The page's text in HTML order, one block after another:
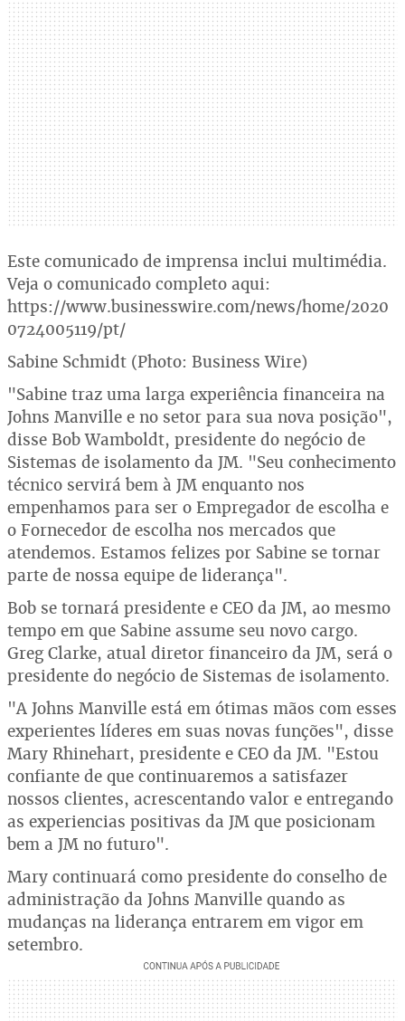
Este comunicado de imprensa inclui multimédia.
Veja o comunicado completo aqui:
https://www.businesswire.com/news/home/2020
0724005119/pt/
Sabine Schmidt (Photo: Business Wire)
"Sabine traz uma larga experiência financeira na
Johns Manville e no setor para sua nova posição",
disse Bob Wamboldt, presidente do negócio de
Sistemas de isolamento da JM. "Seu conhecimento
técnico servirá bem à JM enquanto nos
empenhamos para ser o Empregador de escolha e
o Fornecedor de escolha nos mercados que
atendemos. Estamos felizes por Sabine se tornar
parte de nossa equipe de liderança".
Bob se tornará presidente e CEO da JM, ao mesmo
tempo em que Sabine assume seu novo cargo.
Greg Clarke, atual diretor financeiro da JM, será o
presidente do negócio de Sistemas de isolamento.
"A Johns Manville está em ótimas mãos com esses
experientes líderes em suas novas funções", disse
Mary Rhinehart, presidente e CEO da JM. "Estou
confiante de que continuaremos a satisfazer
nossos clientes, acrescentando valor e entregando
as experiencias positivas da JM que posicionam
bem a JM no futuro".
Mary continuará como presidente do conselho de
administração da Johns Manville quando as
mudanças na liderança entrarem em vigor em
setembro.